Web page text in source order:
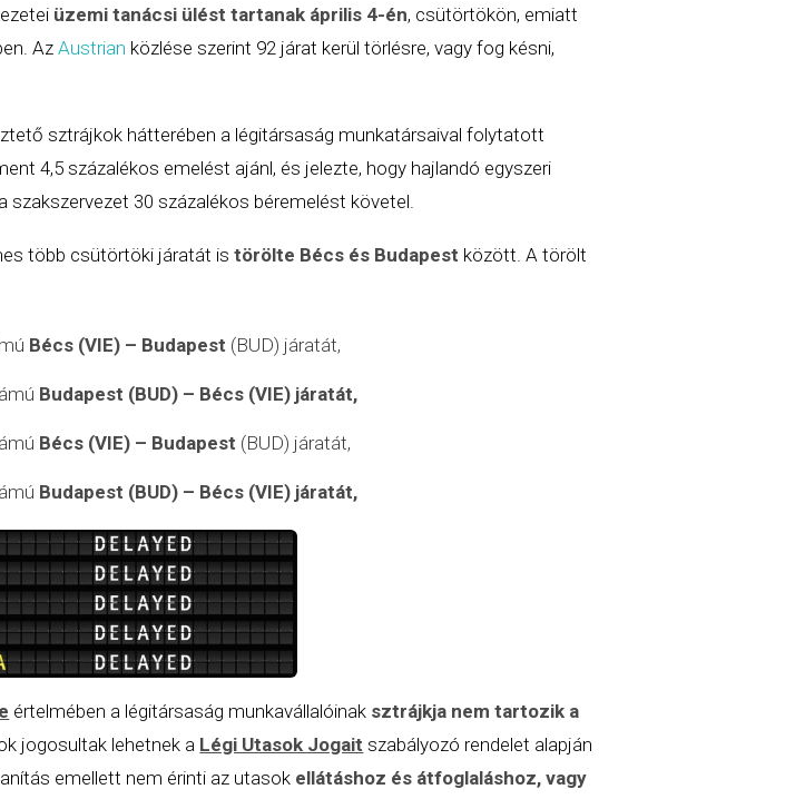
üzemi tanácsi ülést tartanak április 4-én, csütörtökön, emiatt
AzAustrian közlése szerint 92 járat kerül törlésre, vagy fog késni,
sztrájkok hátterében a légitársaság munkatársaival folytatott
4,5 százalékos emelést ajánl, és jelezte, hogy hajlandó egyszeri
szakszervezet 30 százalékos béremelést követel.
több csütörtöki járatát istörölte Bécs és Budapest között. A törölt
Bécs (VIE) – Budapest (BUD) járatát,
Budapest (BUD) – Bécs (VIE) járatát,
Bécs (VIE) – Budapest (BUD) járatát,
Budapest (BUD) – Bécs (VIE) járatát,
értelmében a légitársaság munkavállalóinak sztrájkja nem tartozik a
jogosultak lehetnek a Légi Utasok Jogait szabályozó rendelet alapján
emellett nem érinti az utasok ellátáshoz és átfoglaláshoz, vagy